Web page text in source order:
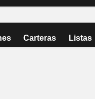
Carteras Listas